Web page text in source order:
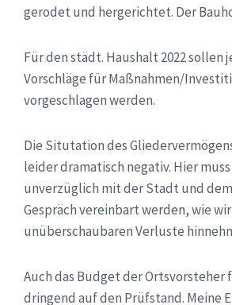
gerodet und hergerichtet. Der
Für den städt. Haushalt 2022 sollen
Vorschläge für Maßnahmen/
vorgeschlagen werden.
Die Situtation des
leider dramatisch negativ. Hier
unverzüglich mit der Stadt und
Gespräch vereinbart werden, wie
unüberschaubaren Verluste
Auch das Budget der Ortsvorsteher
dringend auf den Prüfstand. Meine